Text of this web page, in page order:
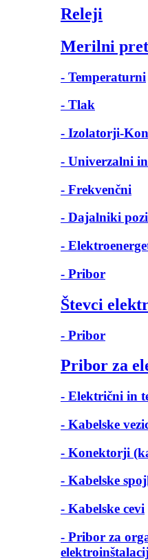
Releji
Merilni
- Temperaturni
- Tlak
- Izolatorji-
- Univerzalni
- Frekvenčni
- Dajalniki
-
- Pribor
Števci
- Pribor
Pribor za
- Električni in
- Kabelske
- Konektorji
- Kabelske
- Kabelske cevi
- Pribor za